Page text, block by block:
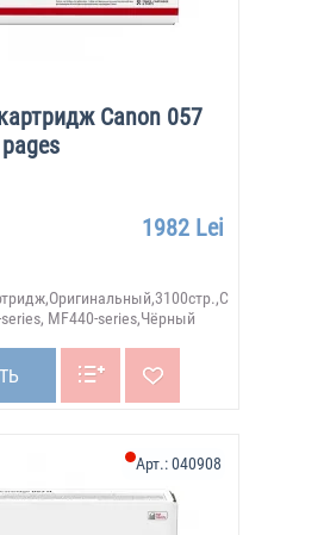
Canon 057
1982 Lei
MF440-series,Чёрный
Арт.:040908